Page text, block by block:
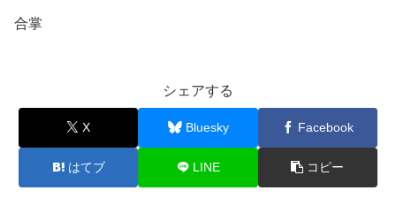
合掌
シェアする
X Bluesky Facebook
はてブ LINE コピー